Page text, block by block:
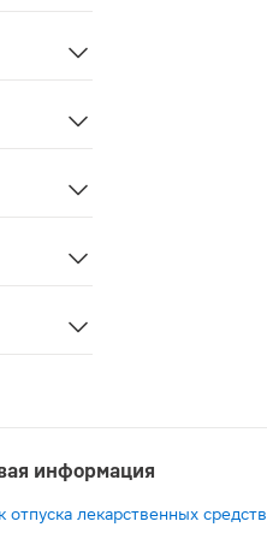
информация
отпуска лекарственных средств